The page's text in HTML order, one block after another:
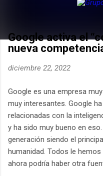
Google activa el
nueva
diciembre 22, 2022
Google es una empresa
muy interesantes. Google
relacionadas con la
y ha sido muy bueno en
generación siendo el
humanidad. Todos le
ahora podría haber otra